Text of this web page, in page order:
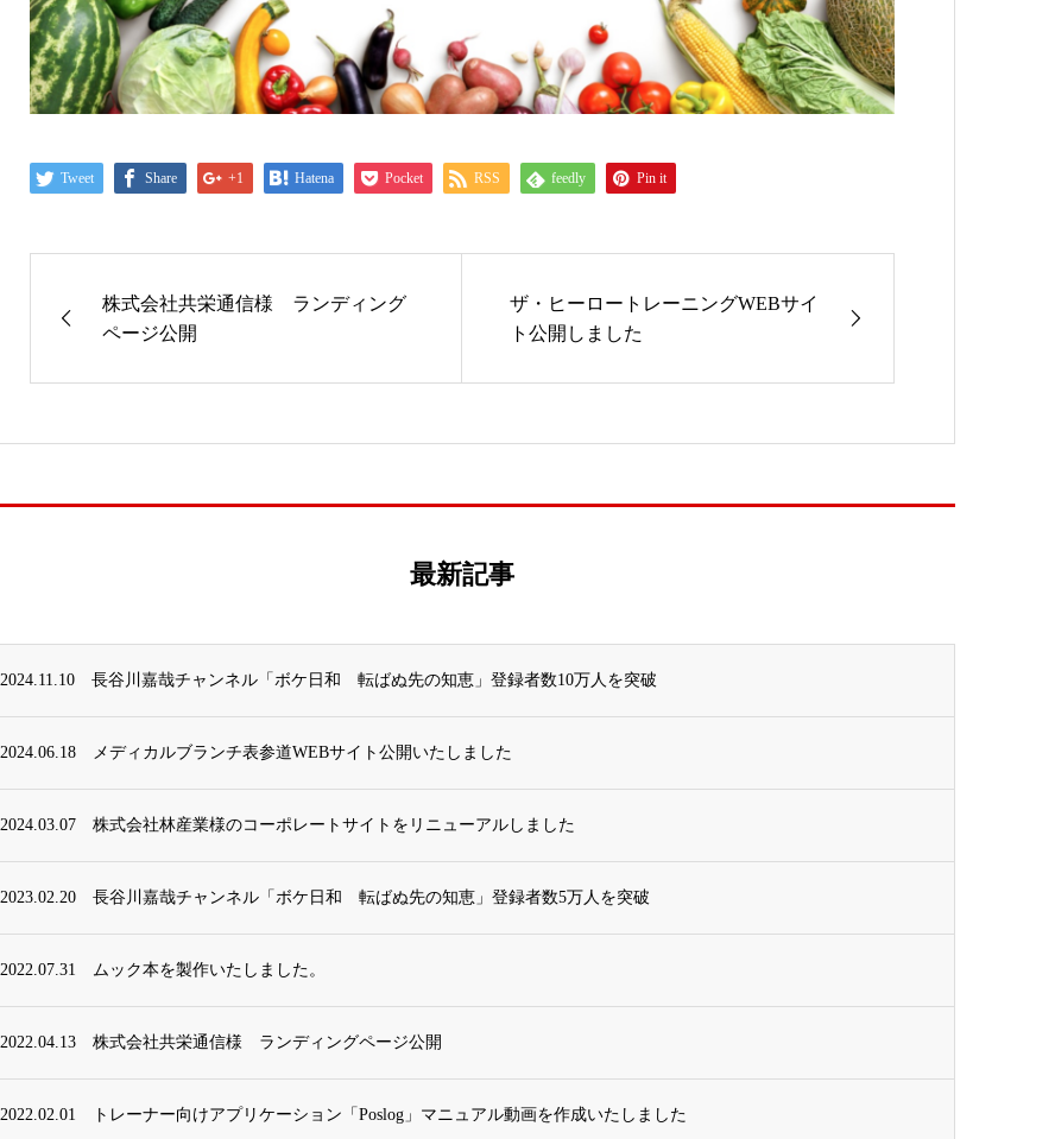
Tweet Share +1 Hatena Pocket RSS feedly Pin it
株式会社共栄通信様 ランディング
ページ公開
ザ・ヒーロートレーニングWEBサイ
ト公開しました
最新記事
2024.11.10 長谷川嘉哉チャンネル「ボケ日和 転ばぬ先の知恵」登録者数10万人を突破
2024.06.18 メディカルブランチ表参道WEBサイト公開いたしました
2024.03.07 株式会社林産業様のコーポレートサイトをリニューアルしました
2023.02.20 長谷川嘉哉チャンネル「ボケ日和 転ばぬ先の知恵」登録者数5万人を突破
2022.07.31 ムック本を製作いたしました。
2022.04.13 株式会社共栄通信様 ランディングページ公開
2022.02.01 トレーナー向けアプリケーション「Poslog」マニュアル動画を作成いたしました